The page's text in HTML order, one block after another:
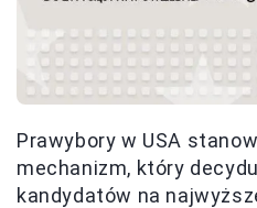
Prawybory w USA
mechanizm, który
kandydatów na